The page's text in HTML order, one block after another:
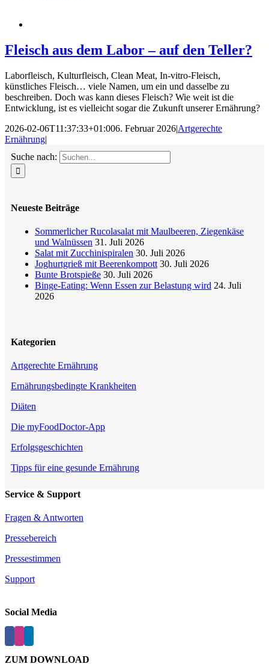
Fleisch aus dem Labor – auf den Teller?
Laborfleisch, Kulturfleisch, Clean Meat, In-vitro-Fleisch,
künstliches Fleisch… viele Namen, um ein und dasselbe zu
beschreiben. Doch was kann dieses Fleisch? Wie weit ist die
Entwicklung, ist es vielleicht sogar die Zukunft unserer Ernährung?
2026-02-06T11:37:33+01:006. Februar 2026|Artgerechte
Ernährung|
Suche nach:
Neueste Beiträge
Sommerlicher Rucolasalat mit Maulbeeren, Ziegenkäse
und Walnüssen 31. Juli 2026
Salat mit Zucchinispiralen 30. Juli 2026
Joghurtgrieß mit Beerenkompott 30. Juli 2026
Bunte Brotspieße 30. Juli 2026
Binge-Eating: Wenn Essen zur Belastung wird 24. Juli
2026
Kategorien
Artgerechte Ernährung
Ernährungsbedingte Krankheiten
Diäten
Die myFoodDoctor-App
Erfolgsgeschichten
Tipps für eine gesunde Ernährung
Service & Support
Fragen & Antworten
Pressebereich
Pressestimmen
Support
Social Media
ZUM DOWNLOAD